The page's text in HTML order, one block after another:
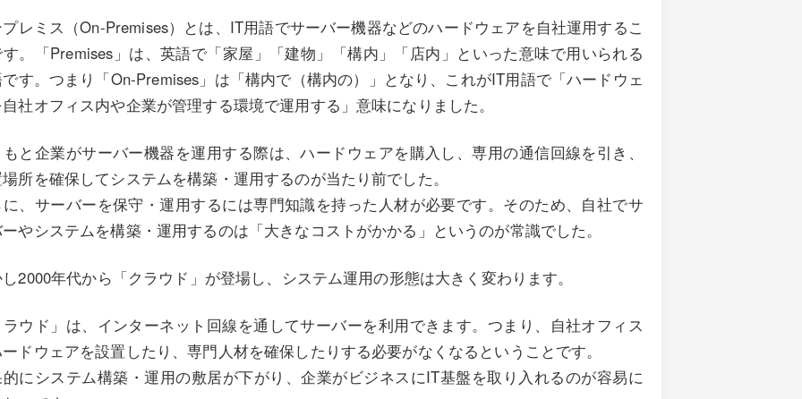
レミス（On-Premises）とは、IT用語でサーバー機器などのハードウェアを自社運用するこ
す。「Premises」は、英語で「家屋」「建物」「構内」「店内」といった意味で用いられる
す。つまり「On-Premises」は「構内で（構内の）」となり、これがIT用語で「ハードウェ
社オフィス内や企業が管理する環境で運用する」意味になりました。
もと企業がサーバー機器を運用する際は、ハードウェアを購入し、専用の通信回線を引き、
所を確保してシステムを構築・運用するのが当たり前でした。
に、サーバーを保守・運用するには専門知識を持った人材が必要です。そのため、自社でサ
やシステムを構築・運用するのは「大きなコストがかかる」というのが常識でした。
し2000年代から「クラウド」が登場し、システム運用の形態は大きく変わります。
ラウド」は、インターネット回線を通してサーバーを利用できます。つまり、自社オフィス
ドウェアを設置したり、専門人材を確保したりする必要がなくなるということです。
にシステム構築・運用の敷居が下がり、企業がビジネスにIT基盤を取り入れるのが容易に